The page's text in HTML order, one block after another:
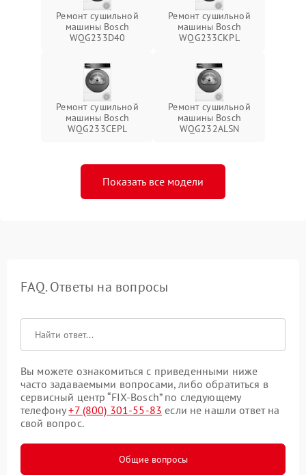
Ремонт сушильной
машины Bosch
WQG233D40
Ремонт сушильной
машины Bosch
WQG233CKPL
Ремонт сушильной
машины Bosch
WQG233CEPL
Ремонт сушильной
машины Bosch
WQG232ALSN
Показать все модели
FAQ. Ответы на вопросы
Вы можете ознакомиться с приведенными ниже
часто задаваемыми вопросами, либо обратиться в
сервисный центр “FIX-Bosch” по следующему
телефону+7 (800) 301-55-83 если не нашли ответ на
свой вопрос.
Общие вопросы